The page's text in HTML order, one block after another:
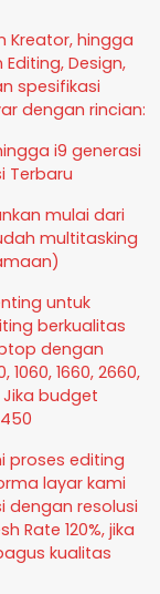
Kreator, hingga
Design,
spesifikasi
dengan rincian:
i9 generasi
Terbaru
mulai dari
multitasking
untuk
berkualitas
dengan
1060, 1660, 2660,
Jika budget
proses editing
layar kami
dengan resolusi
Rate 120%, jika
kualitas